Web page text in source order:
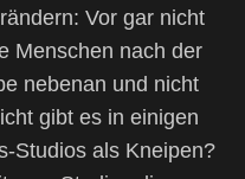
Vor gar nicht
Menschen nach der
nebenan und nicht
gibt es in einigen
Studios als Kneipen?